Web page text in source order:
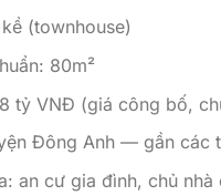
(townhouse)
80m²
tỷ VNĐ (giá công bố,
Đông Anh — gần các
an cư gia đình, chủ